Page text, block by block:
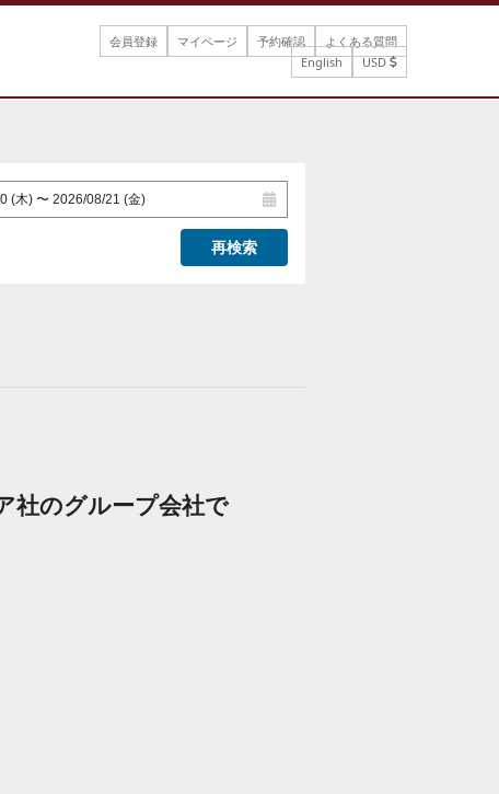
会員登録 マイページ 予約確認
よくある質問
English
USD
再検索
社のグループ会社で